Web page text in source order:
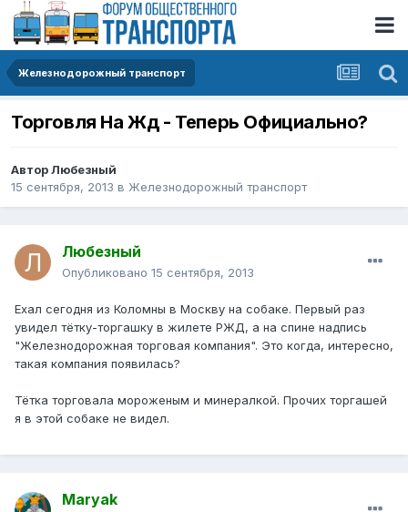
Железнодорожный транспорт
Торговля На Жд - Теперь Официально?
АвторЛюбезный
15 сентября, 2013 в Железнодорожный транспорт
Любезный
Опубликовано 15 сентября, 2013
Ехал сегодня из Коломны в Москву на собаке. Первый раз
увидел тётку-торгашку в жилете РЖД, а на спине надпись
"Железнодорожная торговая компания". Это когда, интересно,
такая компания появилась?
Тётка торговала мороженым и минералкой. Прочих торгашей
я в этой собаке не видел.
Maryak